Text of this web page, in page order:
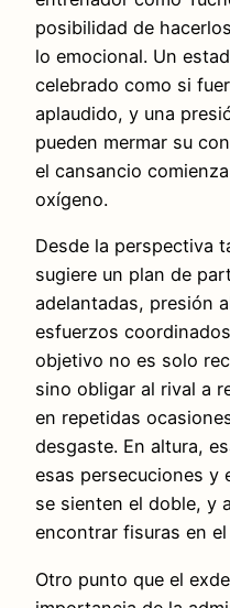
posibilidad de
lo emocional. Un
celebrado como si
aplaudido, y una
pueden mermar su
el cansancio
oxígeno.
Desde la perspectiva
sugiere un plan de
adelantadas, presión
esfuerzos
objetivo no es solo
sino obligar al rival a
en repetidas
desgaste. En altura,
esas persecuciones y
se sienten el doble, y
encontrar fisuras en
Otro punto que el